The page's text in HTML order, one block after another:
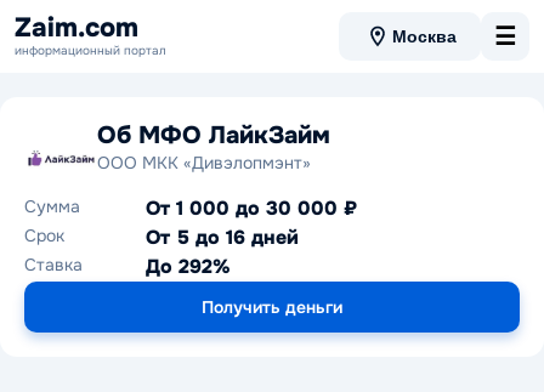
Zaim.com
информационный портал
Москва ☰
Об МФО ЛайкЗайм
ООО МКК «Дивэлопмэнт»
Сумма
От 1 000 до 30 000 ₽
Срок От 5 до 16 дней
Ставка До 292%
Получить деньги